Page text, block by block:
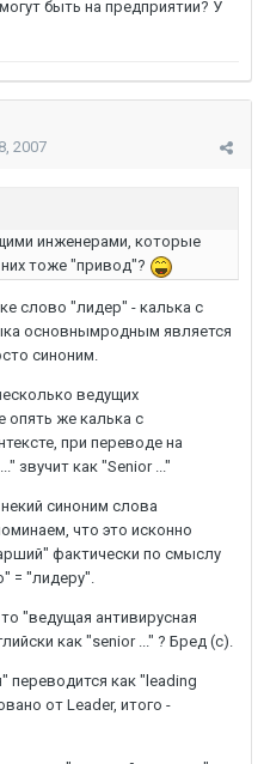
быть на предприятии? У
2007
инженерами, которые
тоже "привод"?
слово "лидер" - калька с
основнымродным является
синоним.
ведущих
опять же калька с
при переводе на
звучит как "Senior ..."
синоним слова
что это исконно
фактически по смыслу
= "лидеру".
"ведущая антивирусная
как "senior ..." ? Бред (с).
переводится как "leading
от Leader, итого -